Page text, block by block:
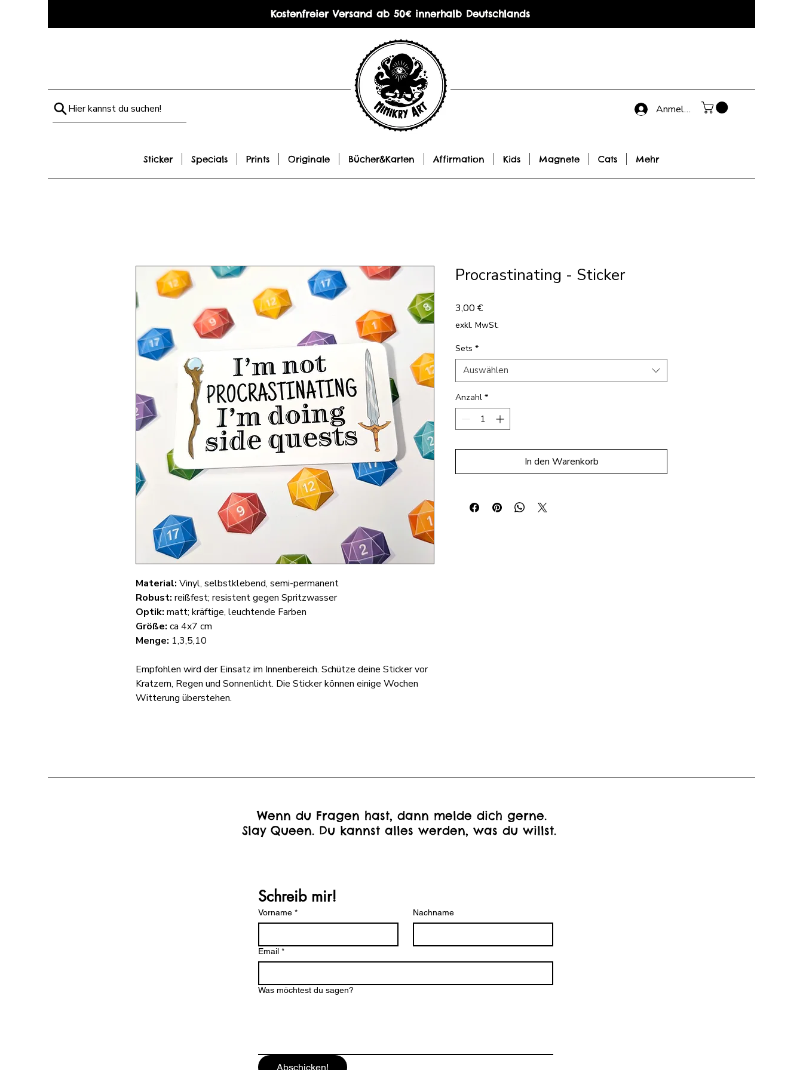
Kostenfreier Versand ab 50€ innerhalb Deutschlands
Hier kannst du suchen!
Sticker Specials Prints Originale Bücher&Karten Affirmation Kids Magnete Cats Mehr
Anmelden
Material: Vinyl, selbstklebend, semi-permanent
Robust: reißfest; resistent gegen Spritzwasser
Optik: matt; kräftige, leuchtende Farben
Größe: ca 4x7 cm
Menge: 1,3,5,10
Empfohlen wird der Einsatz im Innenbereich. Schütze deine Sticker vor
Kratzern, Regen und Sonnenlicht. Die Sticker können einige Wochen
Witterung überstehen.
Procrastinating - Sticker
3,00 €Preis
exkl. MwSt.
Sets *
Auswählen
Anzahl *
In den Warenkorb
Wenn du Fragen hast, dann melde dich gerne.
Slay Queen. Du kannst alles werden, was du willst.
Schreib mir!
Vorname * Nachname
Email *
Was möchtest du sagen?
Abschicken!